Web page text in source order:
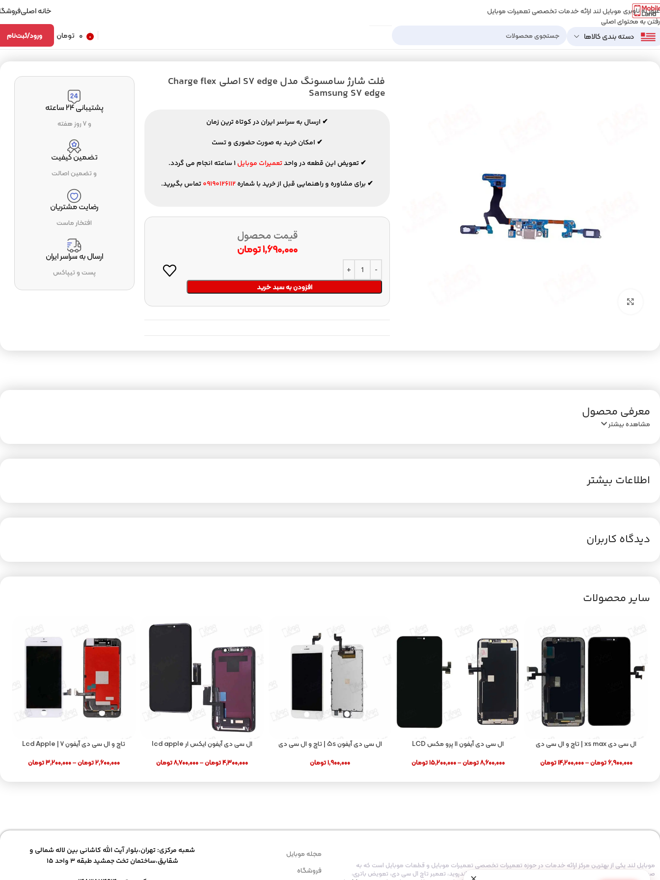
عبور به ناوبری
رفتن به محتوای اصلی
موبایل لند ارائه خدمات تخصصی تعمیرات موبایل خانه اصلی
دسته بندی کالاها
۰ ۰ تومان
ورود/ثبت‌نام
خانه قطعات موبایل
فلت شارژ سامسونگ مدل S۷ edge اصلی Charge flex
Samsung S۷ edge
✔ ارسال به سراسر ایران در کوتاه ترین زمان
✔ امکان خرید به صورت حضوری و تست
✔ تعویض این قطعه در واحدتعمیرات موبایل
✔ برای مشاوره و راهنمایی قبل از خرید با شماره ۰۹۱۹۰۱۲۶۱۱۲تماس بگیرید.
قیمت محصول
۱,۶۹۰,۰۰۰تومان
افزودن به سبد خرید
پشتیبانی ۲۴ ساعته
و ۷ روز هفته
تضمین کیفیت
و تضمین اصالت
رضایت مشتریان
افتخار ماست
ارسال به سراسر ایران
پست و تیپاکس
معرفی محصول
مشاهده بیشتر
اطلاعات بیشتر
دیدگاه کاربران
سایر محصولات
ال سی دی xs max | تاچ و ال سی دی
۶,۹۰۰,۰۰۰تومان–۱۴,۲۰۰,۰۰۰تومان
ال سی دی آیفون ۱۱ پرو مکس LCD
۸,۶۰۰,۰۰۰تومان–۱۵,۲۰۰,۰۰۰تومان
ال سی دی آیفون ۵s | تاچ و ال سی دی
۱,۹۰۰,۰۰۰تومان
ال سی دی آیفون ایکس ار lcd apple
۴,۳۰۰,۰۰۰تومان–۸,۷۰۰,۰۰۰تومان
تاچ و ال سی دی آیفون ۷ | Lcd Apple
۲,۶۰۰,۰۰۰تومان–۳,۲۰۰,۰۰۰تومان
موبایل لند یکی از بهترین مرکز ارائه خدمات در حوزه تعمیرات تخصصی تعمیرات موبایل و قطعات موبایل است که به
صورت تخصصی در حوزه تعمیر قطعات انواع موبایل، ، تعمیر اندروید، تعمیر تاچ ال سی دی، تعویض باتری،
مجله موبایل
فروشگاه
شعبه مرکزی: تهران،بلوار آیت الله کاشانی بین لاله شمالی و
شقایق،ساختمان تخت جمشید طبقه ۳ واحد ۱۵